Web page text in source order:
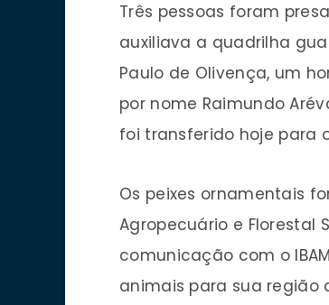
Três pessoas foram
auxiliava a quadrilha
Paulo de Olivença, um
por nome Raimundo
foi transferido hoje para
Os peixes ornamentais
Agropecuário e Florestal
comunicação com o
animais para sua região